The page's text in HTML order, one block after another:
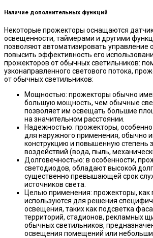
Наличие дополнительных функций
Некоторые прожекторы оснащаются
освещенности, таймерами и другими
позволяют автоматизировать управление
повысить эффективность его
прожекторов от обычных светильников:
узконаправленного светового потока,
от обычных светильников:
Мощностью: прожекторы обычно
большую мощность, чем обычные
позволяет им освещать большие
на значительном расстоянии.
Надежностью: прожекторы,
для наружного применения, обычно
конструкцию и повышенную степень
воздействий (вода, пыль,
Долговечностью: в особенности,
светодиодов, обладают высокой
существенно превышающей срок
источников света.
Целью применения: прожекторы, как
используются для решения
освещения, таких как подсветка
территорий, стадионов, рекламных
обычных светильников,
освещения помещений или